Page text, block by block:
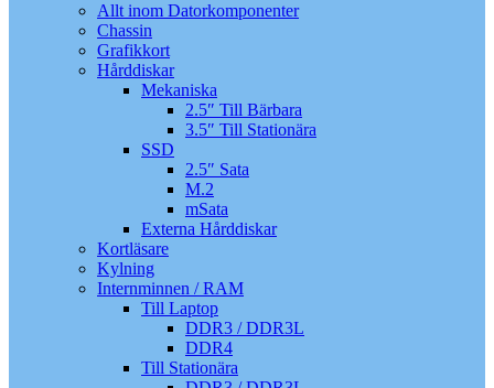
Allt inom Datorkomponenter
Chassin
Grafikkort
Hårddiskar
Mekaniska
2.5″ Till Bärbara
3.5″ Till Stationära
SSD
2.5″ Sata
M.2
mSata
Externa Hårddiskar
Kortläsare
Kylning
Internminnen / RAM
Till Laptop
DDR3 / DDR3L
DDR4
Till Stationära